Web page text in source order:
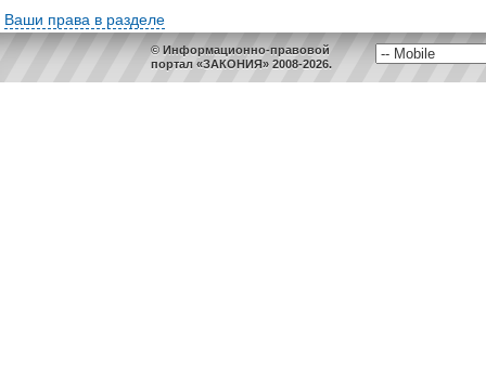
Ваши права в разделе
© Информационно-правовой
портал «ЗАКОНИЯ» 2008-2026.